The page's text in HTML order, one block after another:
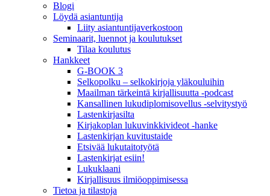
Blogi
Löydä asiantuntija
Liity asiantuntijaverkostoon
Seminaarit, luennot ja koulutukset
Tilaa koulutus
Hankkeet
G-BOOK 3
Selkopolku – selkokirjoja yläkouluihin
Maailman tärkeintä kirjallisuutta -podcast
Kansallinen lukudiplomisovellus -selvitystyö
Lastenkirjasilta
Kirjakoplan lukuvinkkivideot -hanke
Lastenkirjan kuvitustaide
Etsivää lukutaitotyötä
Lastenkirjat esiin!
Lukuklaani
Kirjallisuus ilmiöoppimisessa
Tietoa ja tilastoja